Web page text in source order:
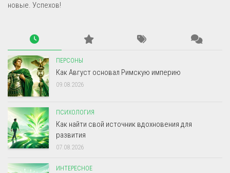
новые. Успехов!
ПЕРСОНЫ
Как Август основал Римскую империю
09.08.2026
ПСИХОЛОГИЯ
Как найти свой источник вдохновения для
развития
07.08.2026
ИНТЕРЕСНОЕ